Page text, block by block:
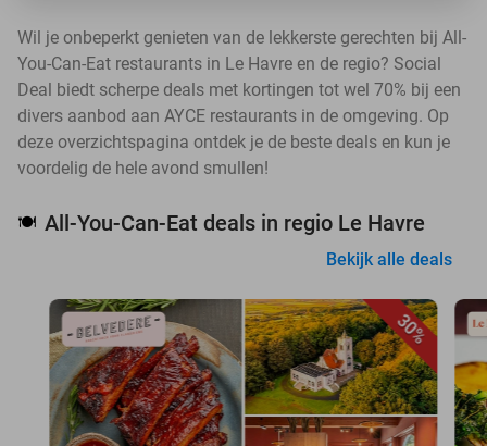
Wil je onbeperkt genieten van de lekkerste gerechten bij All-
You-Can-Eat restaurants in Le Havre en de regio? Social
Deal biedt scherpe deals met kortingen tot wel 70% bij een
divers aanbod aan AYCE restaurants in de omgeving. Op
deze overzichtspagina ontdek je de beste deals en kun je
voordelig de hele avond smullen!
🍽️ All-You-Can-Eat deals in regio Le Havre
Bekijk alle deals
30%